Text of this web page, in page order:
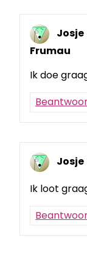
Josje
Frumau
Ik doe
Josje
Ik loot